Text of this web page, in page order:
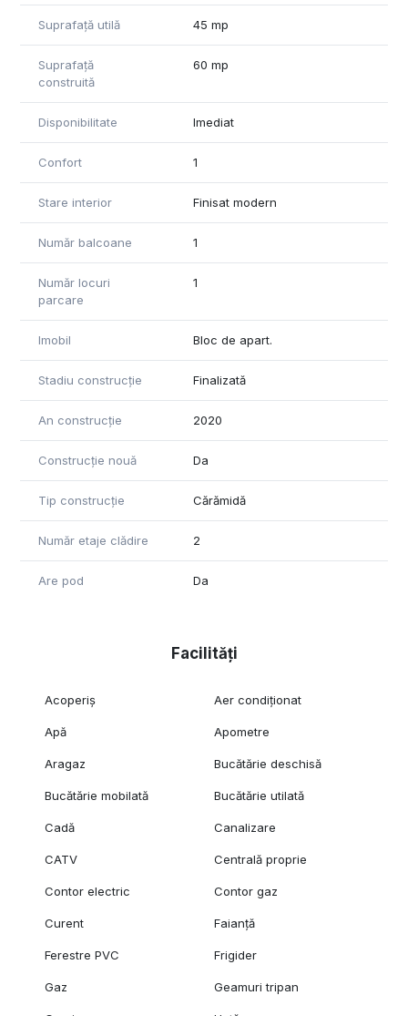
Suprafață utilă 45 mp
Suprafață
construită
60 mp
Disponibilitate Imediat
Confort 1
Stare interior Finisat modern
Număr balcoane 1
Număr locuri
parcare
1
Imobil Bloc de apart.
Stadiu construcție Finalizată
An construcție 2020
Construcție nouă Da
Tip construcție Cărămidă
Număr etaje clădire 2
Are pod Da
Facilități
Acoperiș Aer condiționat
Apă Apometre
Aragaz Bucătărie deschisă
Bucătărie mobilată Bucătărie utilată
Cadă Canalizare
CATV Centrală proprie
Contor electric Contor gaz
Curent Faianță
Ferestre PVC Frigider
Gaz Geamuri tripan